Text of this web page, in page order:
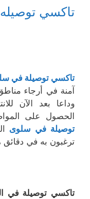
تاكسي
تاكسي توصيلة في
وداعا بعد الآن
الحصول على
توصيلة في سلوى
ترغبون به في
تاكسي توصيلة في